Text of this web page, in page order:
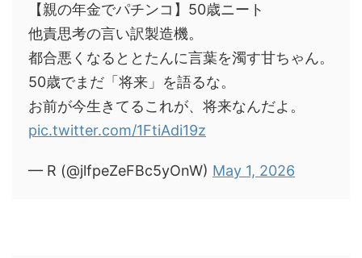
【親の年金でパチンコ】50歳ニート
他責思考の言い訳製造機。
都合悪くなるととたんに言葉を濁す甘ちゃん。
50歳でまだ「将来」を語るな。
お前が今生きてるこれが、将来なんだよ。
pic.twitter.com/1FtiAdi19z
— R (@jlfpeZeFBc5yOnW) May 1, 2026